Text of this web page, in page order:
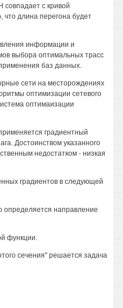
совпадает с кривой
что длина перегона будет
информации и
выбора оптимальных трасс
баз данных.
сети на месторождениях
оптимизации сетевого
оптимаизации
градиентный
Достоинством указанного
недостатком - низкая
градиентов в следующей
определяется направление
функции.
сечения" решается задача